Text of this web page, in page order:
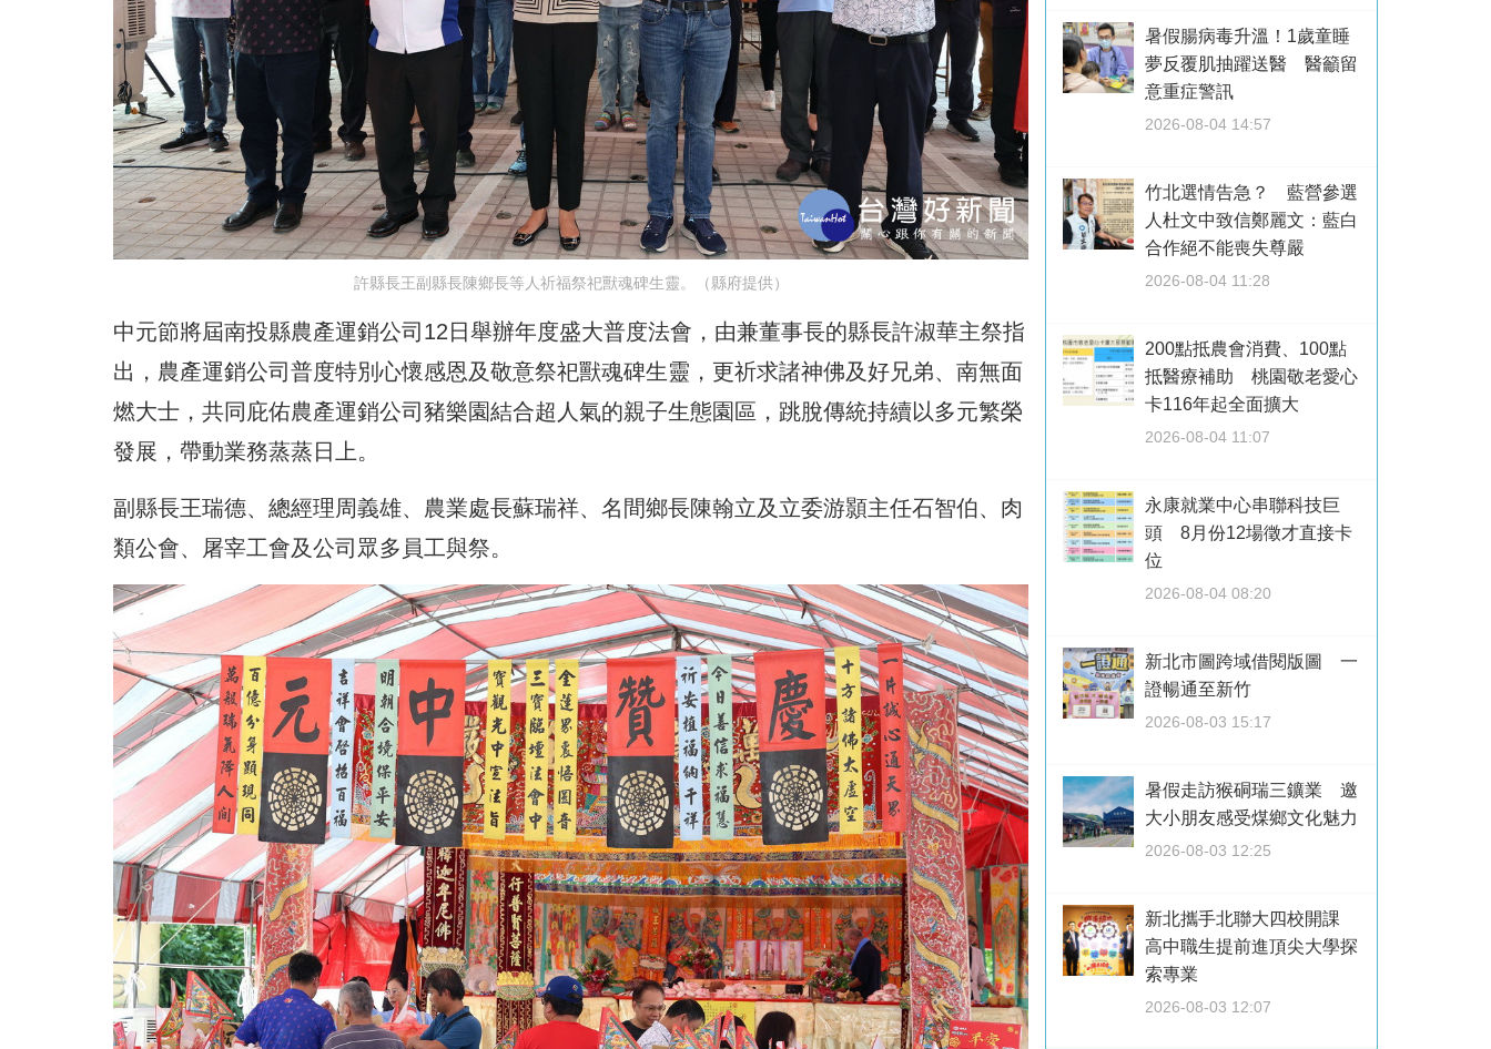
許縣長王副縣長陳鄉長等人祈福祭祀獸魂碑生靈。（縣府提供）
中元節將屆南投縣農產運銷公司12日舉辦年度盛大普度法會，由兼董事長的縣長許淑華主祭指
出，農產運銷公司普度特別心懷感恩及敬意祭祀獸魂碑生靈，更祈求諸神佛及好兄弟、南無面
燃大士，共同庇佑農產運銷公司豬樂園結合超人氣的親子生態園區，跳脫傳統持續以多元繁榮
發展，帶動業務蒸蒸日上。
副縣長王瑞德、總經理周義雄、農業處長蘇瑞祥、名間鄉長陳翰立及立委游顥主任石智伯、肉
類公會、屠宰工會及公司眾多員工與祭。
暑假腸病毒升溫！1歲童睡
夢反覆肌抽躍送醫 醫籲留
意重症警訊
2026-08-04 14:57
竹北選情告急？ 藍營參選
人杜文中致信鄭麗文：藍白
合作絕不能喪失尊嚴
2026-08-04 11:28
200點抵農會消費、100點
抵醫療補助 桃園敬老愛心
卡116年起全面擴大
2026-08-04 11:07
永康就業中心串聯科技巨
頭 8月份12場徵才直接卡
位
2026-08-04 08:20
新北市圖跨域借閱版圖 一
證暢通至新竹
2026-08-03 15:17
暑假走訪猴硐瑞三鑛業 邀
大小朋友感受煤鄉文化魅力
2026-08-03 12:25
新北攜手北聯大四校開課
高中職生提前進頂尖大學探
索專業
2026-08-03 12:07